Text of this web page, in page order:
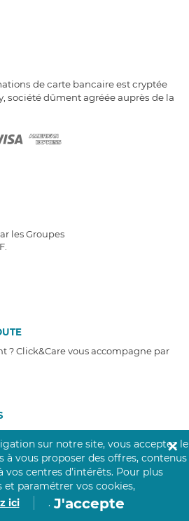
de carte bancaire est cryptée
société dûment agréée auprès de la
les Groupes
? Click&Care vous accompagne par
récoltés sur
sur notre site, vous acceptez le
à vous proposer des offres, contenus
vos centres d’intérêts. Pour plus
et paramétrer vos cookies,
ici
. J'accepte
✕